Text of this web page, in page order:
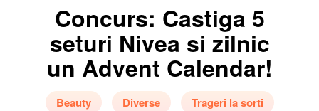
Concurs: Castiga 5
seturi Nivea si zilnic
un Advent Calendar!
Beauty Diverse Trageri la sorti